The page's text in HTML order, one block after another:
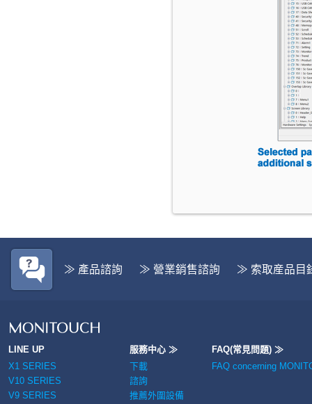
≫ 產品諮詢 ≫ 營業銷售諮詢 ≫ 索取産品目
LINE UP
X1 SERIES
V10 SERIES
V9 SERIES
服務中心 ≫
下載
諮詢
推薦外圍設備
FAQ(常見問題) ≫
FAQ concerning